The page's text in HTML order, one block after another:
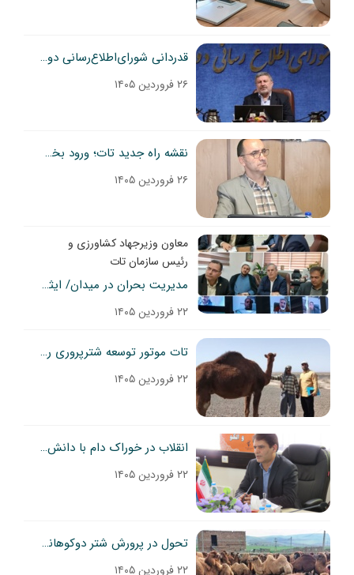
قدردانی شورای‌اطلاع‌رسانی دولت از وزارت جهاد کشاورزی در ایام جنگ
۲۶ فروردین ۱۴۰۵
نقشه راه جدید تات؛ ورود بخش خصوصی به قلب ترویج کشاورزی با ۲۰۰۰ مزرعه الگویی
۲۶ فروردین ۱۴۰۵
معاون وزیرجهاد کشاورزی و
رئیس سازمان تات
مدیریت بحران در میدان/ ایثار فعالان کشاورزی ، پشتوانه ثبات تولید
۲۲ فروردین ۱۴۰۵
تات موتور توسعه شترپروری را روشن کرد/ آغاز طرح ملی در مرکز تحقیقات سمنان
۲۲ فروردین ۱۴۰۵
انقلاب در خوراک دام با دانش بومی / محققان تات در اردبیل ضایعات کشاورزی را به نهاده ارزشمند تبدیل کردند
۲۲ فروردین ۱۴۰۵
تحول در پرورش شتر دوکوهانه با جیره‌های نوین/ کاهش سن بلوغ و تغییر فصل زایش
۲۲ فروردین ۱۴۰۵